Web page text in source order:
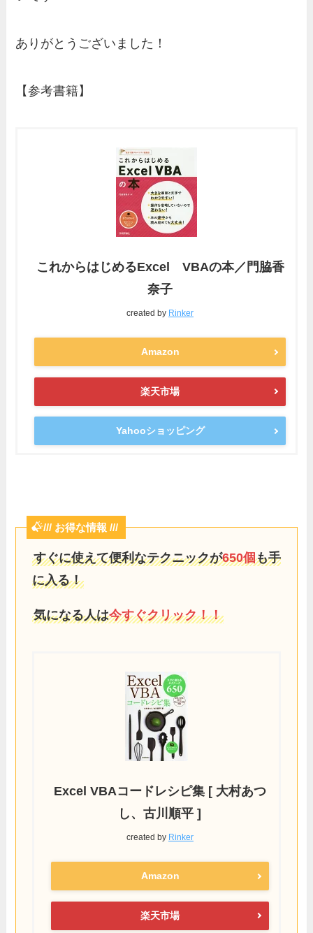
ありがとうございました！
【参考書籍】
これからはじめるExcel VBAの本／門脇香
奈子
created by Rinker
Amazon
楽天市場
Yahooショッピング
/// お得な情報 ///
すぐに使えて便利なテクニックが650個も手
に入る！
気になる人は今すぐクリック！！
Excel VBAコードレシピ集 [ 大村あつ
し、古川順平 ]
created by Rinker
Amazon
楽天市場